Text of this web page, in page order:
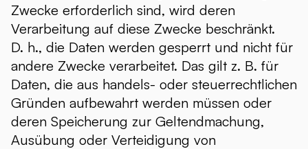
Zwecke erforderlich sind, wird deren
Verarbeitung auf diese Zwecke beschränkt.
D. h., die Daten werden gesperrt und nicht für
andere Zwecke verarbeitet. Das gilt z. B. für
Daten, die aus handels- oder steuerrechtlichen
Gründen aufbewahrt werden müssen oder
deren Speicherung zur Geltendmachung,
Ausübung oder Verteidigung von